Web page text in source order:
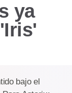
ya
bajo el